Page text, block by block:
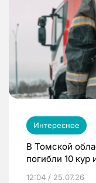
Интересное
В Томской
погибли 10 кур
12:04 / 25.07.26